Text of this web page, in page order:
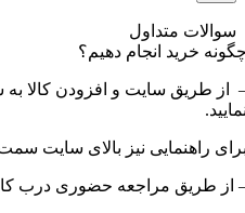
سوالات متداول
خرید انجام دهیم؟
از طریق سایت و افزودن کالا به
راهنمایی نیز بالای سایت
از طریق مراجعه حضوری درب